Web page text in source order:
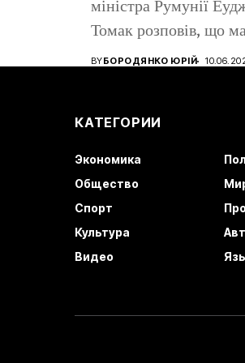
міністра Румунії
Томак розповів, що
громадянство
BYБОРОДЯНКО ЮРІЙ
КАТЕГОРИИ
Экономика
Общество
Спорт
Культура
Видео